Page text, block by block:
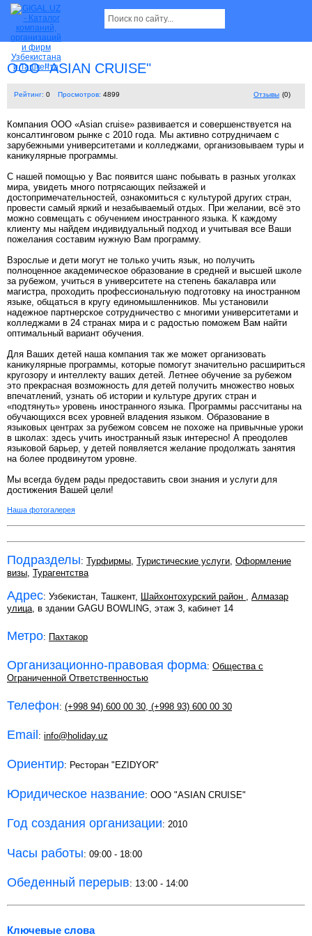
OOO "ASIAN CRUISE"
Рейтинг: 0 Просмотров: 4899 Отзывы (0)
Компания ООО «Asian cruise» развивается и совершенствуется на
консалтинговом рынке с 2010 года. Мы активно сотрудничаем с
зарубежными университетами и колледжами, организовываем туры и
каникулярные программы.
С нашей помощью у Вас появится шанс побывать в разных уголках
мира, увидеть много потрясающих пейзажей и
достопримечательностей, ознакомиться с культурой других стран,
провести самый яркий и незабываемый отдых. При желании, всё это
можно совмещать с обучением иностранного языка. К каждому
клиенту мы найдем индивидуальный подход и учитывая все Ваши
пожелания составим нужную Вам программу.
Взрослые и дети могут не только учить язык, но получить
полноценное академическое образование в средней и высшей школе
за рубежом, учиться в университете на степень бакалавра или
магистра, проходить профессиональную подготовку на иностранном
языке, общаться в кругу единомышленников. Мы установили
надежное партнерское сотрудничество с многими университетами и
колледжами в 24 странах мира и с радостью поможем Вам найти
оптимальный вариант обучения.
Для Ваших детей наша компания так же может организовать
каникулярные программы, которые помогут значительно расшириться
кругозору и интеллекту ваших детей. Летнее обучение за рубежом
это прекрасная возможность для детей получить множество новых
впечатлений, узнать об истории и культуре других стран и
«подтянуть» уровень иностранного языка. Программы рассчитаны на
обучающихся всех уровней владения языком. Образование в
языковых центрах за рубежом совсем не похоже на привычные уроки
в школах: здесь учить иностранный язык интересно! А преодолев
языковой барьер, у детей появляется желание продолжать занятия
на более продвинутом уровне.
Мы всегда будем рады предоставить свои знания и услуги для
достижения Вашей цели!
Наша фотогалерея
Подразделы: Турфирмы, Туристические услуги, Оформление
визы, Турагентства
Адрес: Узбекистан, Ташкент, Шайхонтохурский район , Алмазар
улица, в здании GAGU BOWLING, этаж 3, кабинет 14
Метро: Пахтакор
Организационно-правовая форма: Общества с
Ограниченной Ответственностью
Телефон: (+998 94) 600 00 30 (+998 93) 600 00 30
Email : info@holiday.uz
Ориентир: Ресторан "EZIDYOR"
Юридическое название: OOO "ASIAN CRUISE"
Год создания организации: 2010
Часы работы: 09:00 - 18:00
Обеденный перерыв: 13:00 - 14:00
Ключевые слова